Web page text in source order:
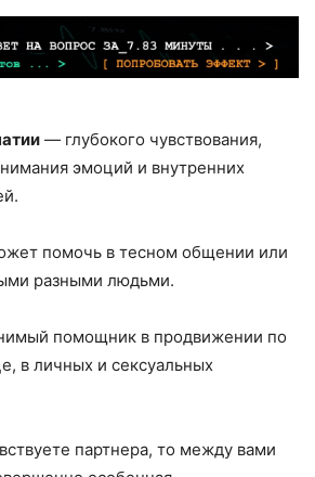
— глубокого чувствования,
эмоций и внутренних
помочь в тесном общении или
разными людьми.
помощник в продвижении по
в личных и сексуальных
партнера, то между вами